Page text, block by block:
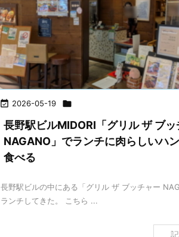
 2026-05-19 
長野駅ビルMIDORI「グリル ザ ブッ
NAGANO」でランチに肉らしいハ
食べる
長野駅ビルの中にある「グリル ザ ブッチャー
ランチしてきた。 こちら ...